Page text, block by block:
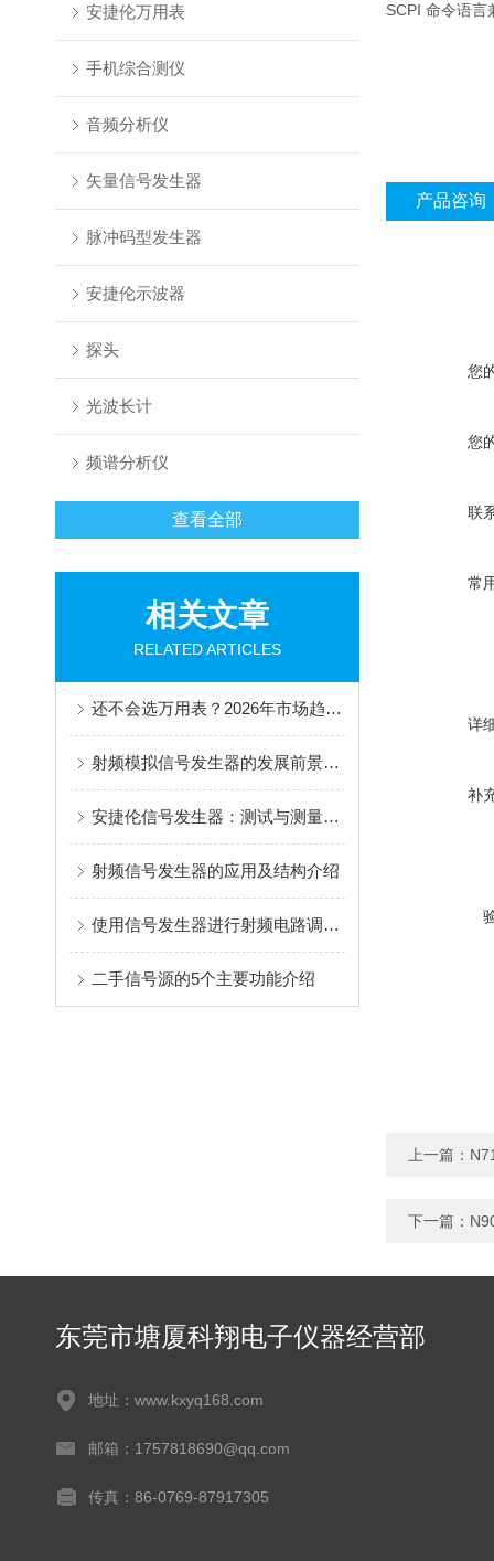
安捷伦万用表
手机综合测仪
音频分析仪
矢量信号发生器
脉冲码型发生器
安捷伦示波器
探头
光波长计
频谱分析仪
查看全部
相关文章
RELATED ARTICLES
还不会选万用表？2026年市场趋势解读与高性价比进口表采购指南
射频模拟信号发生器的发展前景也越来越好
安捷伦信号发生器：测试与测量领域的关键工具
射频信号发生器的应用及结构介绍
使用信号发生器进行射频电路调试的实用技巧
二手信号源的5个主要功能介绍
SCPI 命令语言
产品咨询
您
您
联
常
详
补
上一篇：
下一篇：
东莞市塘厦科翔电子仪器经营部
地址：www.kxyq168.com
邮箱：1757818690@qq.com
传真：86-0769-87917305